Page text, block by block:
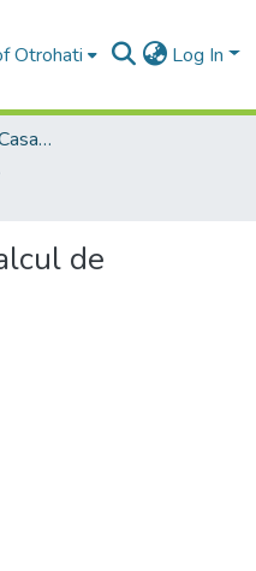
Otrohati Log In
Université Hassan II - Casablanca
de